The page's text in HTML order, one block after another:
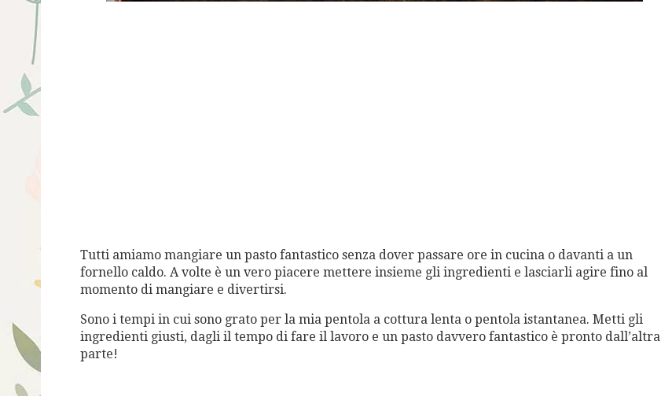
Tutti amiamo mangiare un pasto fantastico senza dover passare ore in cucina o davanti a un
fornello caldo. A volte è un vero piacere mettere insieme gli ingredienti e lasciarli agire fino al
momento di mangiare e divertirsi.
Sono i tempi in cui sono grato per la mia pentola a cottura lenta o pentola istantanea. Metti gli
ingredienti giusti, dagli il tempo di fare il lavoro e un pasto davvero fantastico è pronto dall’altra
parte!